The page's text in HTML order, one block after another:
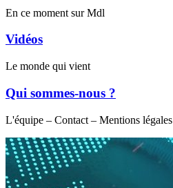
En ce moment sur Mdl
Vidéos
Le monde qui vient
Qui sommes-nous ?
L'équipe – Contact – Mentions légales